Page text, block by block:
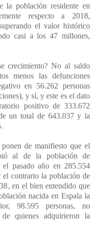
la población residente en
respecto a 2018,
el valor histórico
casi a los 47 millones,
crecimiento? No al saldo
menos las defunciones
en 56.262 personas
y sí, y este es el dato
positivo de 333.672
un total de 643.037 y la
de manifiesto que el
al de la población de
el pasado año en 285.554
el contrario la población de
en el bien entendido que
nacida en Espala la
98.595 personas, no
quienes adquirieron la